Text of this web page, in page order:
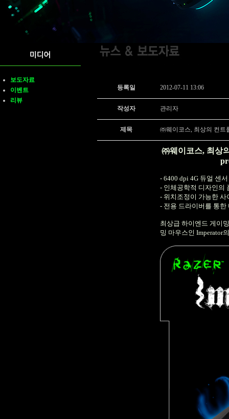
보도자료
이벤트
리뷰
등록일 2012-07-11 13:06
작성자 관리자
제목 ㈜웨이코스, 최상의 컨트
㈜웨이코스, 최상
- 6400 dpi 4G 듀얼 센
- 인체공학적 디자인의
- 위치조정이 가능한 사
- 전용 드라이버를 통한
최상급 하이엔드 게이
밍 마우스인 Imperator